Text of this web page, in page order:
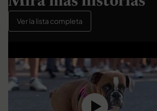
Ver la lista completa